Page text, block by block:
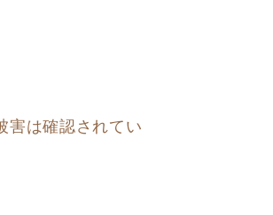
害は確認されてい